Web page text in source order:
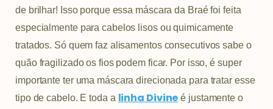
de brilhar! Isso porque essa máscara da Braé foi feita
especialmente para cabelos lisos ou quimicamente
tratados. Só quem faz alisamentos consecutivos sabe o
quão fragilizado os fios podem ficar. Por isso, é super
importante ter uma máscara direcionada para tratar esse
tipo de cabelo. E toda a linha Divine é justamente o